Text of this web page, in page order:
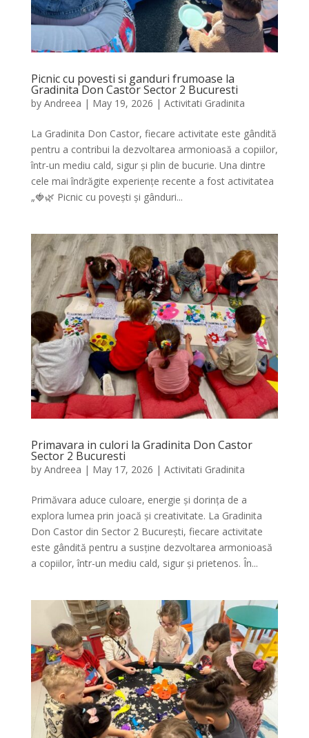
Picnic cu povesti si ganduri frumoase la
Gradinita Don Castor Sector 2 Bucuresti
by Andreea | May 19, 2026 | Activitati Gradinita
La Gradinita Don Castor, fiecare activitate este gândită
pentru a contribui la dezvoltarea armonioasă a copiilor,
într-un mediu cald, sigur și plin de bucurie. Una dintre
cele mai îndrăgite experiențe recente a fost activitatea
„🍓🌿 Picnic cu povești și gânduri...
Primavara in culori la Gradinita Don Castor
Sector 2 Bucuresti
by Andreea | May 17, 2026 | Activitati Gradinita
Primăvara aduce culoare, energie și dorința de a
explora lumea prin joacă și creativitate. La Gradinita
Don Castor din Sector 2 București, fiecare activitate
este gândită pentru a susține dezvoltarea armonioasă
a copiilor, într-un mediu cald, sigur și prietenos. În...